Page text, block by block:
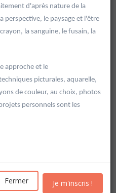
d'après nature de la
perspective, le paysage et l'être
la sanguine, le fusain, la
approche et le
picturales, aquarelle,
de couleur, au choix, photos
personnels sont les
Fermer Je m'inscris !